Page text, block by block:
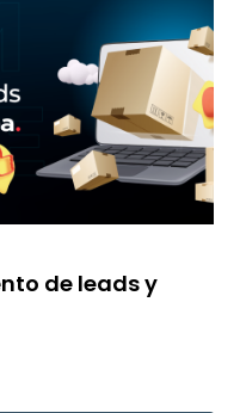
de leads y